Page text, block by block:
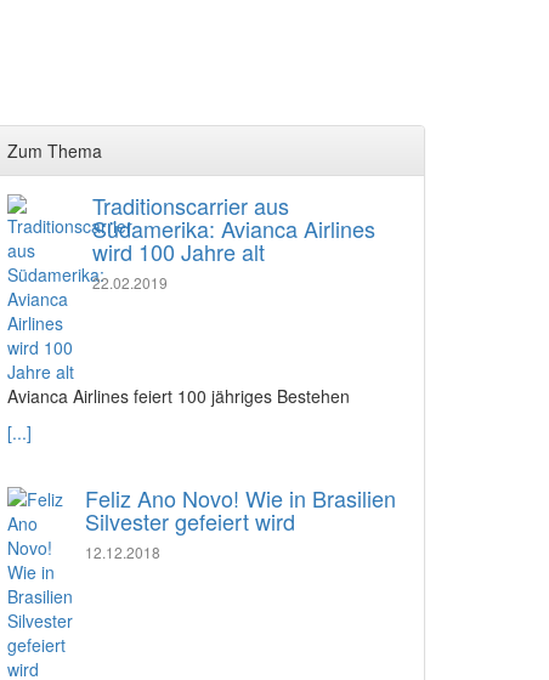
Zum Thema
Traditionscarrier aus
Südamerika: Avianca Airlines
wird 100 Jahre alt
22.02.2019
Avianca Airlines feiert 100 jähriges Bestehen
[...]
Feliz Ano Novo! Wie in Brasilien
Silvester gefeiert wird
12.12.2018